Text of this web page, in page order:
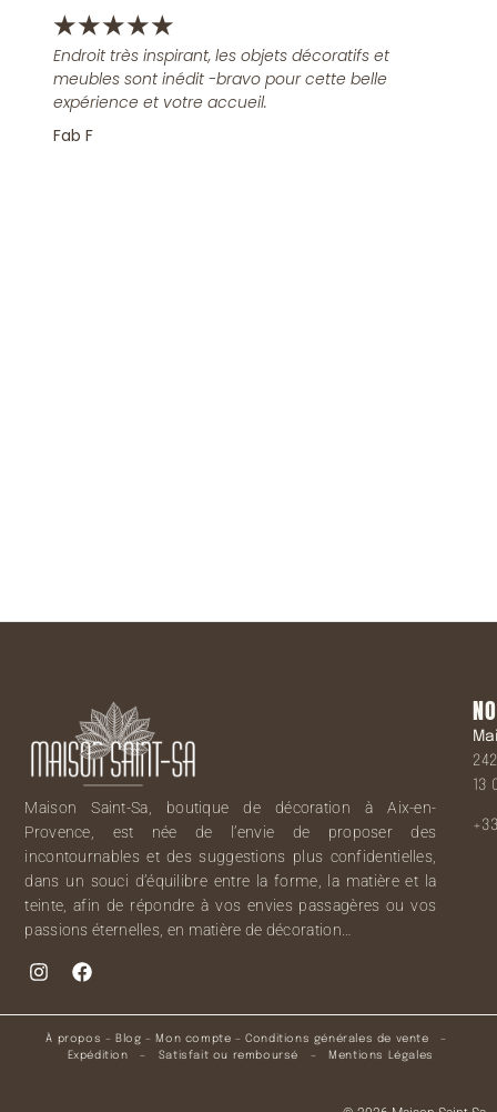
★★★★★
Endroit très inspirant, les objets décoratifs et
meubles sont inédit -bravo pour cette belle
expérience et votre accueil.
Fab F
Maison Saint-Sa, boutique de décoration à Aix-en-
Provence, est née de l’envie de proposer des
incontournables et des suggestions plus confidentielles,
dans un souci d’équilibre entre la forme, la matière et la
teinte, afin de répondre à vos envies passagères ou vos
passions éternelles, en matière de décoration…
13
À propos – Blog – Mon compte –Conditions générales de vente –
Expédition – Satisfait ou remboursé – Mentions Légales